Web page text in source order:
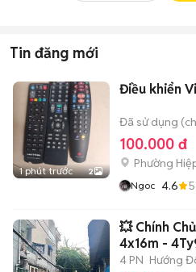
Tin đăng mới
1 phút trước 2
Điều khiển
Đã sử dụng
100.000 đ
Phường
Ngoc 4.6
💥 Chính
4x16m -
4 PN Hướng